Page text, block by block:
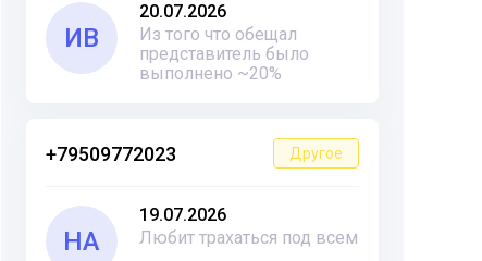
ИВ
20.07.2026
Из того что обещал
представитель было
выполнено ~20%
+79509772023 Другое
НА
19.07.2026
Любит трахаться под всем